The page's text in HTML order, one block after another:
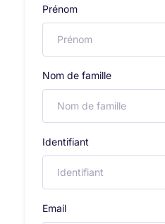
Prénom
Nom de famille
Identifiant
Email